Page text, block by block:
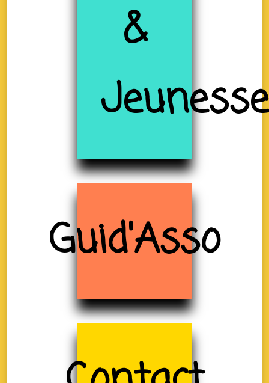
&
Jeunesse
Guid'Asso